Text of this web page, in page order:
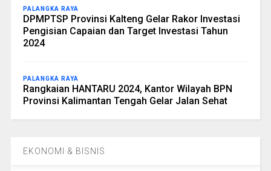
PALANGKA RAYA
DPMPTSP Provinsi Kalteng Gelar Rakor Investasi
Pengisian Capaian dan Target Investasi Tahun
2024
PALANGKA RAYA
Rangkaian HANTARU 2024, Kantor Wilayah BPN
Provinsi Kalimantan Tengah Gelar Jalan Sehat
EKONOMI & BISNIS